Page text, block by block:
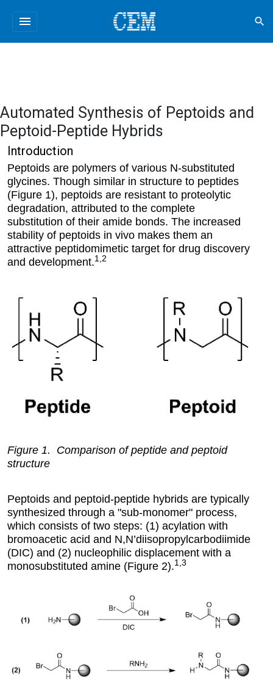
menu search
Automated Synthesis of Peptoids and
Peptoid-Peptide Hybrids
Introduction
Peptoids are polymers of various N-substituted
glycines. Though similar in structure to peptides
(Figure 1), peptoids are resistant to proteolytic
degradation, attributed to the complete
substitution of their amide bonds. The increased
stability of peptoids in vivo makes them an
attractive peptidomimetic target for drug discovery
and development.1,2
Figure 1. Comparison of peptide and peptoid
structure
Peptoids and peptoid-peptide hybrids are typically
synthesized through a "sub-monomer" process,
which consists of two steps: (1) acylation with
bromoacetic acid and N,N’diisopropylcarbodiimide
(DIC) and (2) nucleophilic displacement with a
monosubstituted amine (Figure 2).1,3